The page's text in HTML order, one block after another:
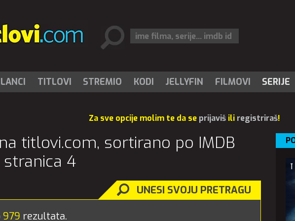
TITLOVI STREMIO KODI JELLYFIN FILMOVI SERIJE
Za sve opcije molim te da se prijaviš ili registriraš!
titlovi.com, sortirano po IMDB
stranica 4
UNESI SVOJU PRETRAGU
979 rezultata.